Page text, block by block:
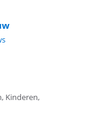
Kinderen,